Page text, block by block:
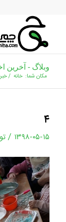
وبلاگ - آخرین
مکان شما: خانه /
۴
۱۳۹۸-۰۵-۱۵ /